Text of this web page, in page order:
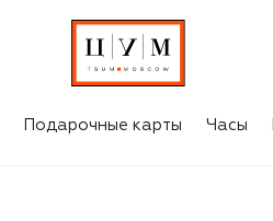
Подарочные карты Часы